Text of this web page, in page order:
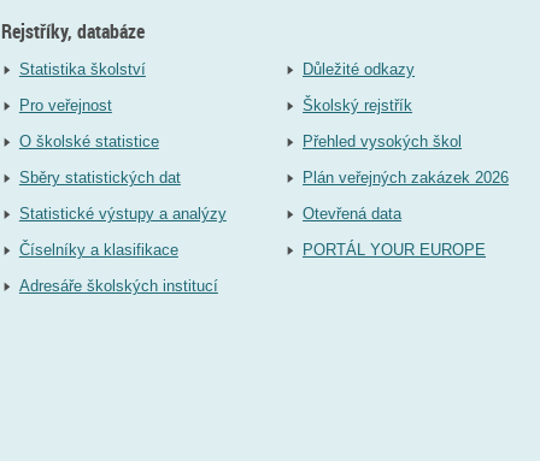
Rejstříky, databáze
Statistika školství
Pro veřejnost
O školské statistice
Sběry statistických dat
Statistické výstupy a analýzy
Číselníky a klasifikace
Adresáře školských institucí
Důležité odkazy
Školský rejstřík
Přehled vysokých škol
Plán veřejných zakázek 2026
Otevřená data
PORTÁL YOUR EUROPE